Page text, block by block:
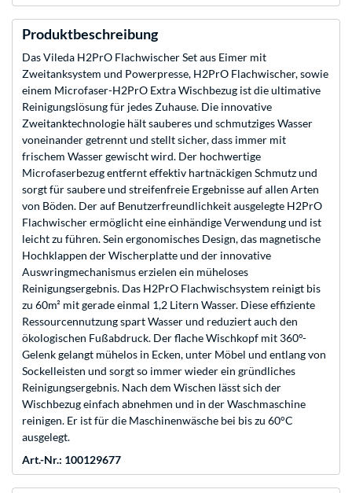
Produktbeschreibung
Das Vileda H2PrO Flachwischer Set aus Eimer mit
Zweitanksystem und Powerpresse, H2PrO Flachwischer, sowie
einem Microfaser-H2PrO Extra Wischbezug ist die ultimative
Reinigungslösung für jedes Zuhause. Die innovative
Zweitanktechnologie hält sauberes und schmutziges Wasser
voneinander getrennt und stellt sicher, dass immer mit
frischem Wasser gewischt wird. Der hochwertige
Microfaserbezug entfernt effektiv hartnäckigen Schmutz und
sorgt für saubere und streifenfreie Ergebnisse auf allen Arten
von Böden. Der auf Benutzerfreundlichkeit ausgelegte H2PrO
Flachwischer ermöglicht eine einhändige Verwendung und ist
leicht zu führen. Sein ergonomisches Design, das magnetische
Hochklappen der Wischerplatte und der innovative
Auswringmechanismus erzielen ein müheloses
Reinigungsergebnis. Das H2PrO Flachwischsystem reinigt bis
zu 60m² mit gerade einmal 1,2 Litern Wasser. Diese effiziente
Ressourcennutzung spart Wasser und reduziert auch den
ökologischen Fußabdruck. Der flache Wischkopf mit 360°-
Gelenk gelangt mühelos in Ecken, unter Möbel und entlang von
Sockelleisten und sorgt so immer wieder ein gründliches
Reinigungsergebnis. Nach dem Wischen lässt sich der
Wischbezug einfach abnehmen und in der Waschmaschine
reinigen. Er ist für die Maschinenwäsche bei bis zu 60°C
ausgelegt.
Art.-Nr.: 100129677